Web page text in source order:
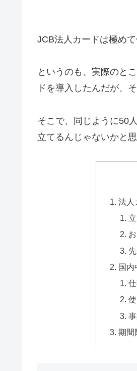
JCB法人カードは極めて
というのも、実際のと
ドを導入したんだが、
そこで、同じように50
立てるんじゃないかと
法人
国内
期間